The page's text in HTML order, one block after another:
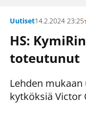
Uutiset14.2.2024 23:25
HS:
toteutunut
Lehden
kytköksiä Victor